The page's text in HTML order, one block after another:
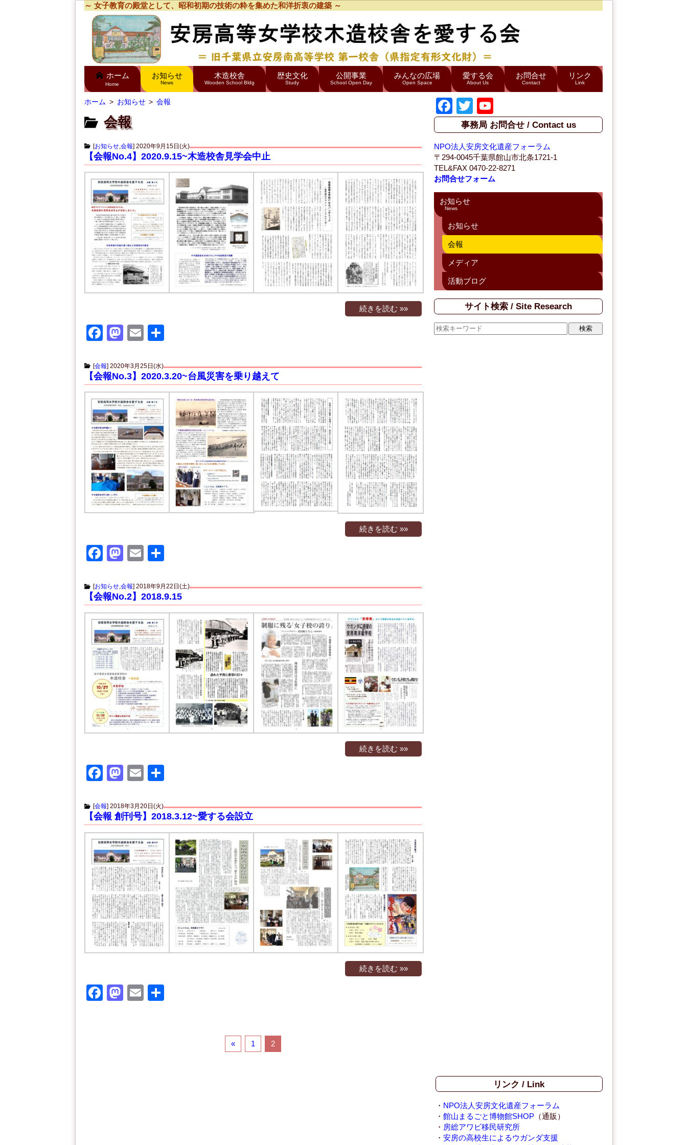
～ 女子教育の殿堂として、昭和初期の技術の粋を集めた和洋折衷の建築 ～
ホーム
Home
お知らせ
News
木造校舎
Wooden School Bldg
歴史文化
Study
公開事業
School Open Day
みんなの広場
Open Space
愛する会
About Us
お問合せ
Contact
リンク
Link
旧千葉県立安房南高等学校 第一校舎
ホーム お知らせ 会報
会報
[お知らせ, 会報] 2020年9月15日(火)
【会報No.4】2020.9.15~木造校舎見学会中止
続きを読む »»
F
c
e
b
o
o
k
M
st
o
d
o
n
E
ail
[会報] 2020年3月25日(水)
【会報No.3】2020.3.20~台風災害を乗り越えて
続きを読む »»
F
c
e
b
o
o
k
M
st
o
d
o
n
E
ail
[お知らせ,会報] 2018年9月22日(土)
【会報No.2】2018.9.15
続きを読む »»
F
c
e
b
o
o
k
M
st
o
d
o
n
E
ail
[会報] 2018年3月20日(火)
【会報 創刊号】2018.3.12~愛する会設立
続きを読む »»
F
M
E
« 1 2
F
a
c
e
b
o
o
k
T
wi
tt
er
o
u
T
u
b
h
a
n
el
事務局 お問合せ / Contact us
NPO法人安房文化遺産フォーラム
〒294-0045千葉県館山市北条1721-1
TEL&FAX 0470-22-8271
お問合せフォーム
お知らせ
News
お知らせ
会報
メディア
活動ブログ
サイト検索 / Site Research
リンク / Link
・ NPO法人安房文化遺産フォーラム
・ 館山まるごと博物館SHOP（通販）
・ 房総アワビ移民研究所
・ 安房の高校生によるウガンダ支援